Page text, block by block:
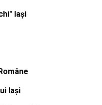
Iași
Iași